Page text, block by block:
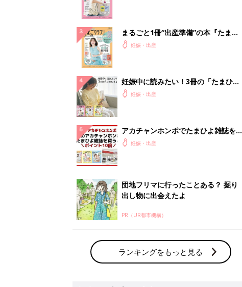
まるごと1冊“出産準備”の本『たまご
クラブ 夏号』〈スペシャル大特集〉
妊娠・出産
妊娠中に読みたい！3冊の「たまひ
よ」妊娠・出産
アカチャンホンポでたまひよ雑誌を買
うとポイント10倍【期間限定】
妊娠・出産
団地フリマに行ったことある？ 掘り
出し物に出会えたよ
PR（UR都市機構）
ランキングをもっと見る